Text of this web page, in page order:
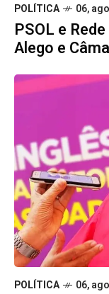
POLÍTICA 06,
PSOL e
Alego e
POLÍTICA 06,